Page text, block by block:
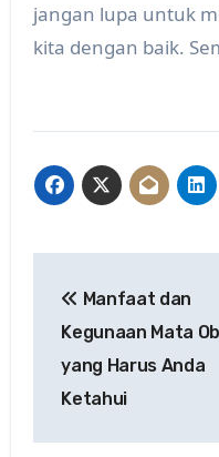
jangan lupa untuk
kita dengan baik.
navigation
Manfaat dan
Kegunaan Mata
yang Harus Anda
Ketahui